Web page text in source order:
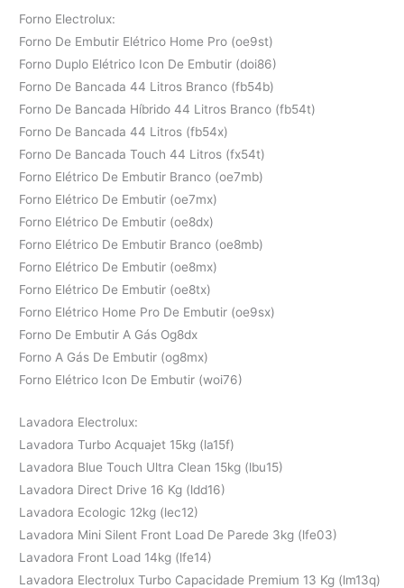
Forno Electrolux:
Forno De Embutir Elétrico Home Pro (oe9st)
Forno Duplo Elétrico Icon De Embutir (doi86)
Forno De Bancada 44 Litros Branco (fb54b)
Forno De Bancada Híbrido 44 Litros Branco (fb54t)
Forno De Bancada 44 Litros (fb54x)
Forno De Bancada Touch 44 Litros (fx54t)
Forno Elétrico De Embutir Branco (oe7mb)
Forno Elétrico De Embutir (oe7mx)
Forno Elétrico De Embutir (oe8dx)
Forno Elétrico De Embutir Branco (oe8mb)
Forno Elétrico De Embutir (oe8mx)
Forno Elétrico De Embutir (oe8tx)
Forno Elétrico Home Pro De Embutir (oe9sx)
Forno De Embutir A Gás Og8dx
Forno A Gás De Embutir (og8mx)
Forno Elétrico Icon De Embutir (woi76)
Lavadora Electrolux:
Lavadora Turbo Acquajet 15kg (la15f)
Lavadora Blue Touch Ultra Clean 15kg (lbu15)
Lavadora Direct Drive 16 Kg (ldd16)
Lavadora Ecologic 12kg (lec12)
Lavadora Mini Silent Front Load De Parede 3kg (lfe03)
Lavadora Front Load 14kg (lfe14)
Lavadora Electrolux Turbo Capacidade Premium 13 Kg (lm13q)